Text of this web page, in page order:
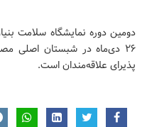
پذیرای علاقه‌مندان است.